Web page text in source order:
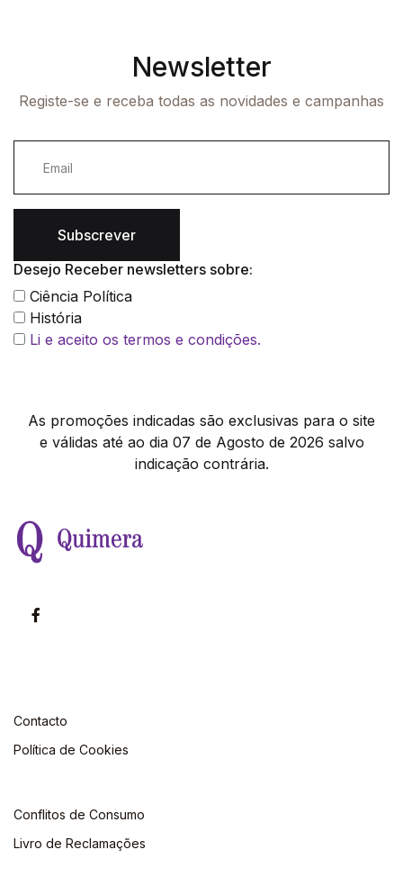
Newsletter
Registe-se e receba todas as novidades e campanhas
Subscrever
Desejo Receber newsletters sobre:
Ciência Política
História
Li e aceito os termos e condições.
As promoções indicadas são exclusivas para o site
e válidas até ao dia 07 de Agosto de 2026 salvo
indicação contrária.
Contacto
Política de Cookies
Conflitos de Consumo
Livro de Reclamações